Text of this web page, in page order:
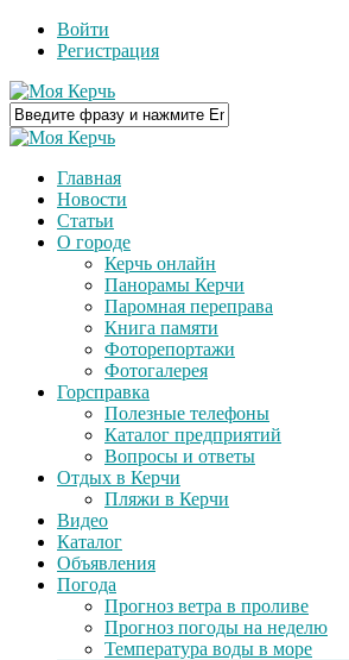
Войти
Регистрация
Главная
Новости
Статьи
О городе
Керчь онлайн
Панорамы Керчи
Паромная переправа
Книга памяти
Фоторепортажи
Фотогалерея
Горсправка
Полезные телефоны
Каталог предприятий
Вопросы и ответы
Отдых в Керчи
Пляжи в Керчи
Видео
Каталог
Объявления
Погода
Прогноз ветра в проливе
Прогноз погоды на неделю
Температура воды в море